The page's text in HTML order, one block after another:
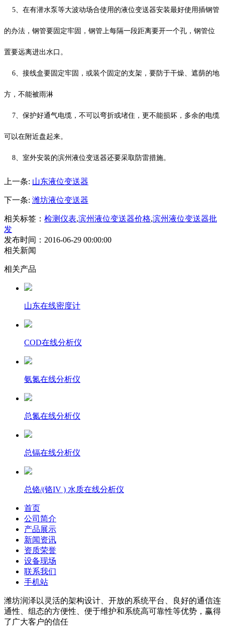
5、在有潜水泵等大波动场合使用的液位变送器安装最好使用插钢管
的办法，钢管要固定牢固，钢管上每隔一段距离要开一个孔，钢管位
置要远离进出水口。
6、接线盒要固定牢固，或装个固定的支架，要防于干燥、遮荫的地
方，不能被雨淋
7、保护好通气电缆，不可以弯折或堵住，更不能损坏，多余的电缆
可以在附近盘起来。
8、室外安装的滨州液位变送器还要采取防雷措施。
上一条: 山东液位变送器
下一条: 潍坊液位变送器
相关标签： 检测仪表,滨州液位变送器价格,滨州液位变送器批
发
发布时间：2016-06-29 00:00:00
相关新闻
相关产品
山东在线密度计
COD在线分析仪
氨氮在线分析仪
总氮在线分析仪
总镉在线分析仪
总铬/(铬IV ) 水质在线分析仪
首页
公司简介
产品展示
新闻资讯
资质荣誉
设备现场
联系我们
手机站
潍坊润泽以灵活的架构设计、开放的系统平台、良好的通信连
通性、组态的方便性、便于维护和系统高可靠性等优势，赢得
了广大客户的信任